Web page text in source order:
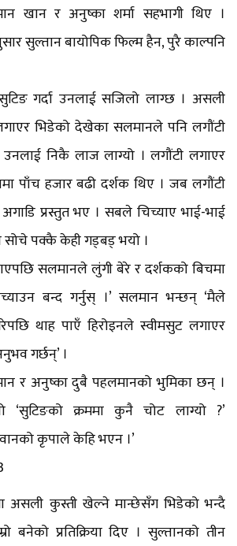
खान र अनुष्का शर्मा सहभागी थिए ।
सुल्तान बायोपिक फिल्म हैन, पुरै काल्पनि
गर्दा उनलाई सजिलो लाग्छ । असली
भिडेको देखेका सलमानले पनि लगौंटी
निकै लाज लाग्यो । लगौंटी लगाएर
पाँच हजार बढी दर्शक थिए । जब लगौंटी
प्रस्तुत भए । सबले चिच्याए भाई-भाई
सोचे पक्कै केही गड्बड् भयो ।
सलमानले लुंगी बेरे र दर्शकको बिचमा
बन्द गर्नुस् ।’ सलमान भन्छन् ‘मैले
थाह पाएँ हिरोइनले स्वीमसुट लगाएर
गर्छन्’ ।
र अनुष्का दुबै पहलमानको भुमिका छन् ।
‘सुटिङको क्रममा कुनै चोट लाग्यो ?’
कृपाले केहि भएन ।’
असली कुस्ती खेल्ने मान्छेसँग भिडेको भन्दै
बनेको प्रतिक्रिया दिए । सुल्तानको तीन